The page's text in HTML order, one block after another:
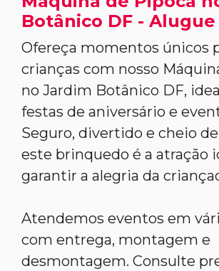
Botânico DF -
Ofereça momentos únicos
crianças com nosso
no Jardim Botânico DF,
festas de aniversário e
Seguro, divertido e cheio
este brinquedo é a atração
garantir a alegria da
Atendemos eventos em
com entrega, montagem e
desmontagem. Consulte